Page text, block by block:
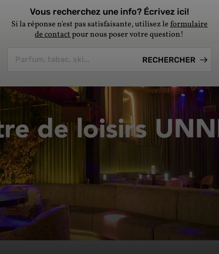
Vous recherchez une info? Écrivez ici!
Si la réponse n'est pas satisfaisante, utilisez leformulaire
de contactpour nous poser votre question!